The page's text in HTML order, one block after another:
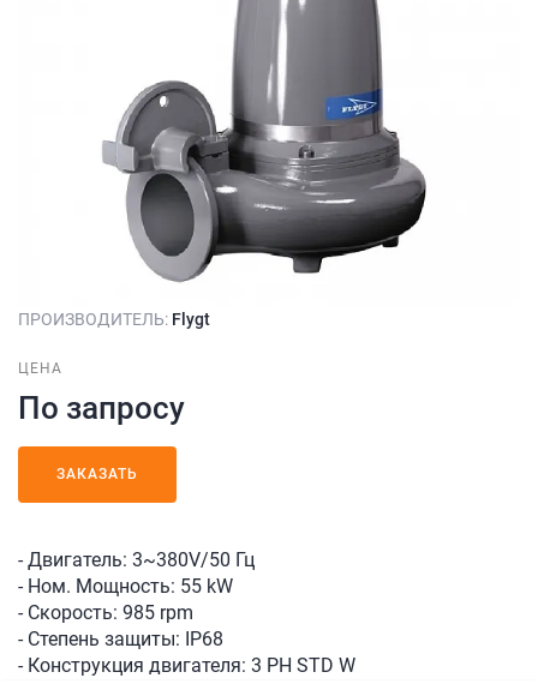
ПРОИЗВОДИТЕЛЬ: Flygt
ЦЕНА
По запросу
ЗАКАЗАТЬ
- Двигатель: 3~380V/50 Гц
- Ном. Мощность: 55 kW
- Скорость: 985 rpm
- Степень защиты: IP68
- Конструкция двигателя: 3 PH STD W